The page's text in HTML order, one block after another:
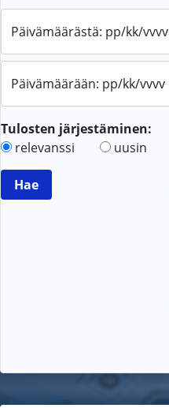
Päivämäärästä: pp/kk/vvvv
Päivämäärään: pp/kk/vvvv
Tulosten järjestäminen:
relevanssi
uusin